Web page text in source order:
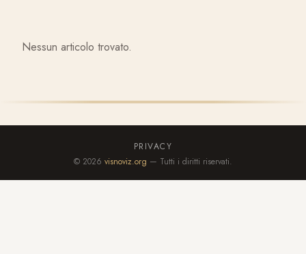
Nessun articolo trovato.
PRIVACY
© 2026 visnoviz.org — Tutti i diritti riservati.